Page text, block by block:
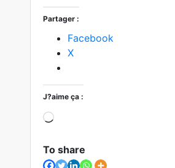
Partager :
Facebook
X
J?aime ça :
Loading?
To share